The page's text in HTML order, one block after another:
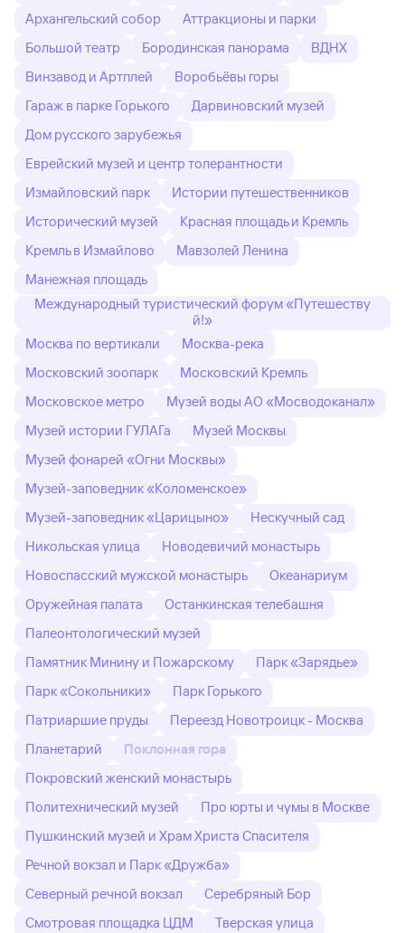
Архангельский собор
Аттракционы и парки
Большой театр
Бородинская панорама
ВДНХ
Винзавод и Артплей
Воробьёвы горы
Гараж в парке Горького
Дарвиновский музей
Дом русского зарубежья
Еврейский музей и центр толерантности
Измайловский парк
Истории путешественников
Исторический музей
Красная площадь и Кремль
Кремль в Измайлово
Мавзолей Ленина
Манежная площадь
Международный туристический форум «Путешеству
й!»
Москва по вертикали
Москва-река
Московский зоопарк
Московский Кремль
Московское метро
Музей воды АО «Мосводоканал»
Музей истории ГУЛАГа
Музей Москвы
Музей фонарей «Огни Москвы»
Музей-заповедник «Коломенское»
Музей-заповедник «Царицыно»
Нескучный сад
Никольская улица
Новодевичий монастырь
Новоспасский мужской монастырь
Океанариум
Оружейная палата
Останкинская телебашня
Палеонтологический музей
Памятник Минину и Пожарскому
Парк «Зарядье»
Парк «Сокольники»
Парк Горького
Патриаршие пруды
Переезд Новотроицк - Москва
Планетарий
Поклонная гора
Покровский женский монастырь
Политехнический музей
Про юрты и чумы в Москве
Пушкинский музей и Храм Христа Спасителя
Речной вокзал и Парк «Дружба»
Северный речной вокзал
Серебряный Бор
Смотровая площадка ЦДМ
Тверская улица